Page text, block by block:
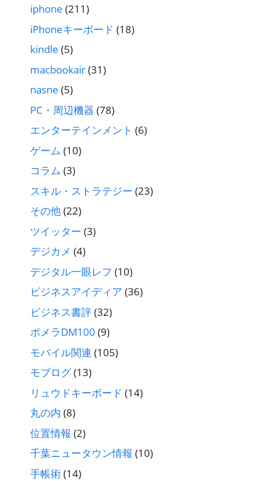
iphone (211)
iPhoneキーボード (18)
kindle (5)
macbookair(31)
nasne (5)
PC・周辺機器 (78)
エンターテインメント (6)
ゲーム (10)
コラム (3)
スキル・ストラテジー (23)
その他(22)
ツイッター (3)
デジカメ (4)
デジタル一眼レフ (10)
ビジネスアイディア (36)
ビジネス書評(32)
ポメラDM100 (9)
モバイル関連 (105)
モブログ(13)
リュウドキーボード (14)
丸の内 (8)
位置情報 (2)
千葉ニュータウン情報 (10)
手帳術(14)